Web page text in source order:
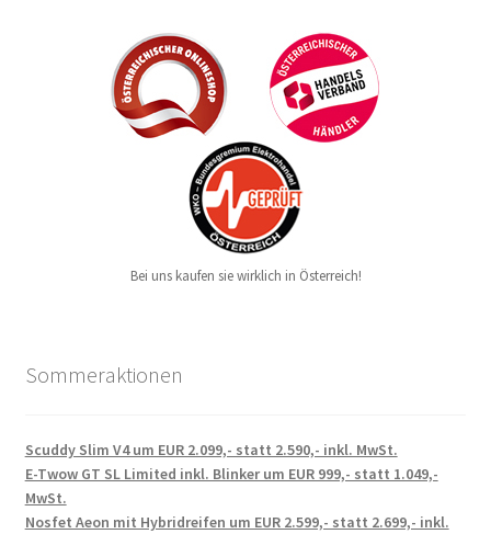
Bei uns kaufen sie wirklich in Österreich!
Sommeraktionen
Scuddy Slim V4 um EUR 2.099,- statt 2.590,- inkl. MwSt.
E-Twow GT SL Limited inkl. Blinker um EUR 999,- statt 1.049,-
MwSt.
Nosfet Aeon mit Hybridreifen um EUR 2.599,- statt 2.699,- inkl.